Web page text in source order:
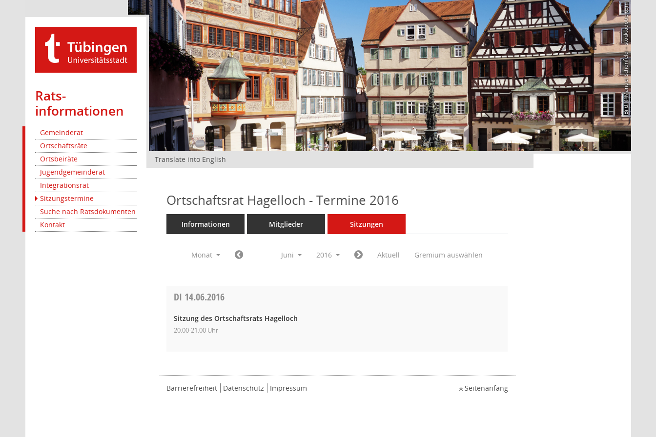
Rats­
informationen
Gemeinderat
Ortschaftsräte
Ortsbeiräte
Jugendgemeinderat
Integrationsrat
Sitzungstermine
Suche nach Ratsdokumenten
Kontakt
Bild: @Manuel Schönfeld – stock.adobe.com
Translate into English
Ortschaftsrat Hagelloch - Termine 2016
Informationen Mitglieder Sitzungen
Monat Juni 2016 Aktuell Gremium auswählen
DI 14.06.2016
Sitzung des Ortschaftsrats Hagelloch
20:00-21:00 Uhr
Barrierefreiheit Datenschutz Impressum Seitenanfang